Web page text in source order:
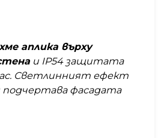
аплика върху
и IP54 защитата
Светлинният ефект
фасадата